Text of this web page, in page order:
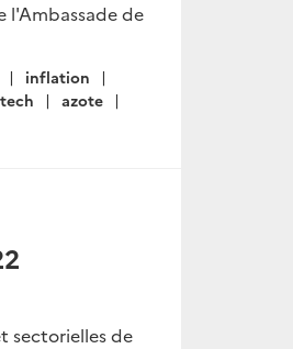
l'Ambassade de
inflation
tech
azote
sectorielles de